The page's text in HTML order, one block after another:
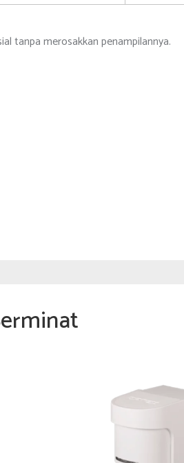
tanpa merosakkan penampilannya.